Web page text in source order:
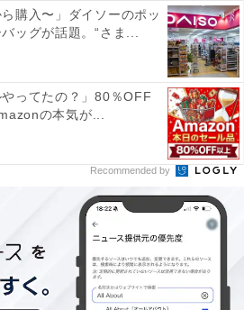
ら購入〜」ダイソーのポッ
ッグが話題。“さま...
やってたの？」80％OFF
の本気が...
Recommended by